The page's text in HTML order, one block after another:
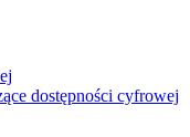
dostępności cyfrowej